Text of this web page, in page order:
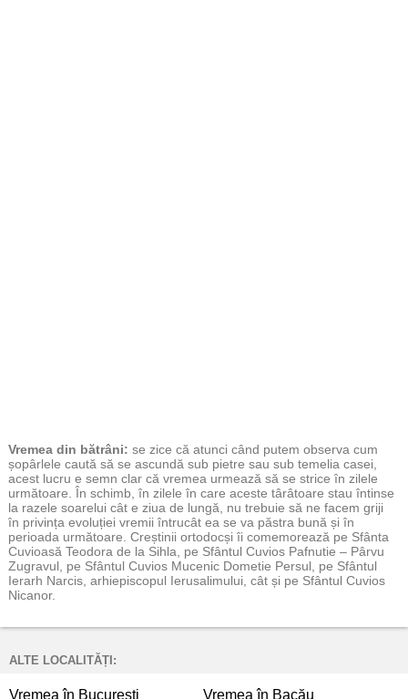
Vremea din bătrâni: se zice că atunci când putem observa cum
șopârlele caută să se ascundă sub pietre sau sub temelia casei,
acest lucru e semn clar că vremea urmează să se strice în zilele
următoare. În schimb, în zilele în care aceste târâtoare stau întinse
la razele soarelui cât e ziua de lungă, nu trebuie să ne facem griji
în privința evoluției vremii întrucât ea se va păstra bună și în
perioada următoare. Creștinii ortodocși îi comemorează pe Sfânta
Cuvioasă Teodora de la Sihla, pe Sfântul Cuvios Pafnutie – Pârvu
Zugravul, pe Sfântul Cuvios Mucenic Dometie Persul, pe Sfântul
Ierarh Narcis, arhiepiscopul Ierusalimului, cât și pe Sfântul Cuvios
Nicanor.
ALTE LOCALITĂȚI:
Vremea în București Vremea în Bacău